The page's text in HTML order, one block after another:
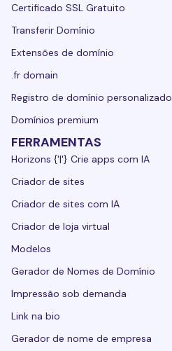
Certificado SSL Gratuito
Transferir Domínio
Extensões de domínio
.fr domain
Registro de domínio personalizado
Domínios premium
FERRAMENTAS
Horizons {'|'} Crie apps com IA
Criador de sites
Criador de sites com IA
Criador de loja virtual
Modelos
Gerador de Nomes de Domínio
Impressão sob demanda
Link na bio
Gerador de nome de empresa